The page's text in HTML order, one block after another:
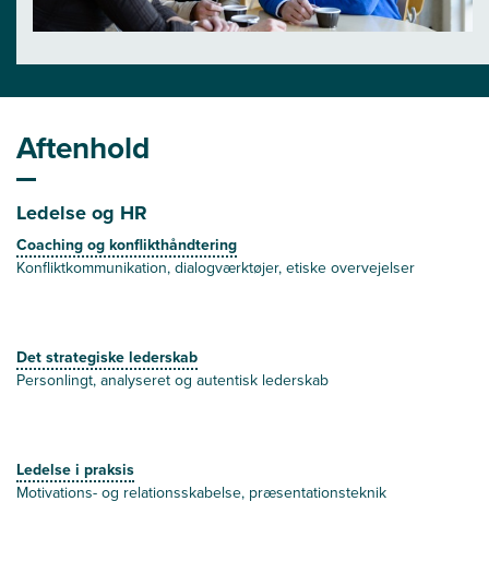
Aftenhold
Ledelse og HR
Coaching og konflikthåndtering
Konfliktkommunikation, dialogværktøjer, etiske overvejelser
Det strategiske lederskab
Personlingt, analyseret og autentisk lederskab
Ledelse i praksis
Motivations- og relationsskabelse, præsentationsteknik